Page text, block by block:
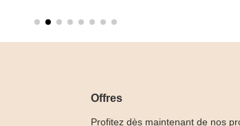
Offres
Profitez dès maintenant de nos